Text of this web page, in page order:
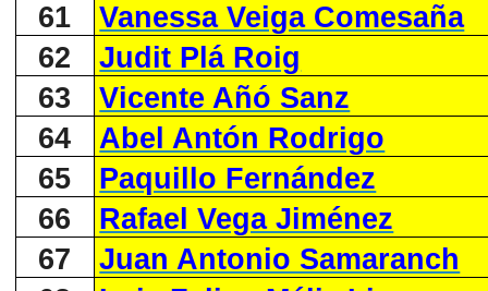
61
Vanessa Veiga Comesaña
62
Judit Plá Roig
63
Vicente Añó Sanz
64
Abel Antón Rodrigo
65
Paquillo Fernández
66
Rafael Vega Jiménez
67
Juan Antonio Samaranch